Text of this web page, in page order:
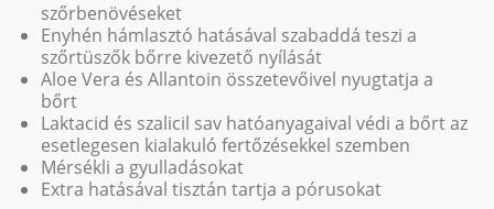
szőrbenövéseket
Enyhén hámlasztó hatásával szabaddá teszi a
szőrtüszők bőrre kivezető nyílását
Aloe Vera és Allantoin összetevőivel nyugtatja a
bőrt
Laktacid és szalicil sav hatóanyagaival védi a bőrt az
esetlegesen kialakuló fertőzésekkel szemben
Mérsékli a gyulladásokat
Extra hatásával tisztán tartja a pórusokat